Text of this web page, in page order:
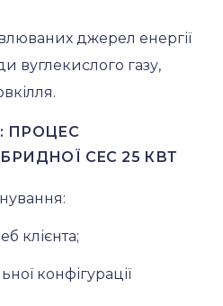
джерел енергії
вуглекислого газу,
ПРОЦЕС
СЕС 25 КВТ
клієнта;
конфігурації